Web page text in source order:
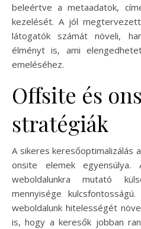
beleértve a metaadatok,
kezelését. A jól
látogatók számát növeli,
élményt is, ami
emeléséhez.
Offsite és
stratégiák
A sikeres keresőoptimalizálás
onsite elemek
weboldalunkra mutató
mennyisége
weboldalunk hitelességét
is, hogy a keresők jobban